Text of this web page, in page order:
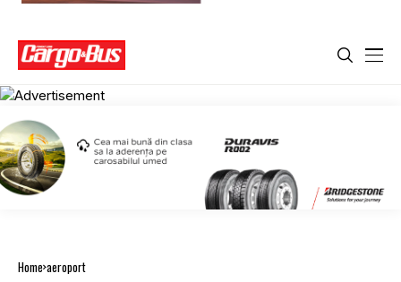
Home aeroport